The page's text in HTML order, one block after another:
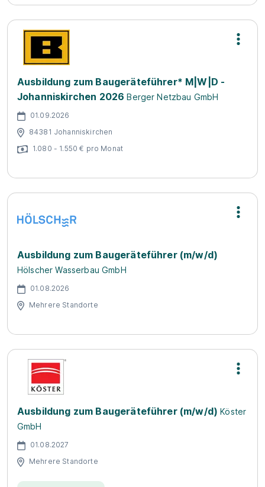
Ausbildung zum Baugeräteführer* M|W|D -
Johanniskirchen 2026 Berger Netzbau GmbH
01.09.2026
84381 Johanniskirchen
1.080 - 1.550 € pro Monat
Ausbildung zum Baugeräteführer (m/w/d)
Hölscher Wasserbau GmbH
01.08.2026
Mehrere Standorte
Ausbildung zum Baugeräteführer (m/w/d) Köster
GmbH
01.08.2027
Mehrere Standorte